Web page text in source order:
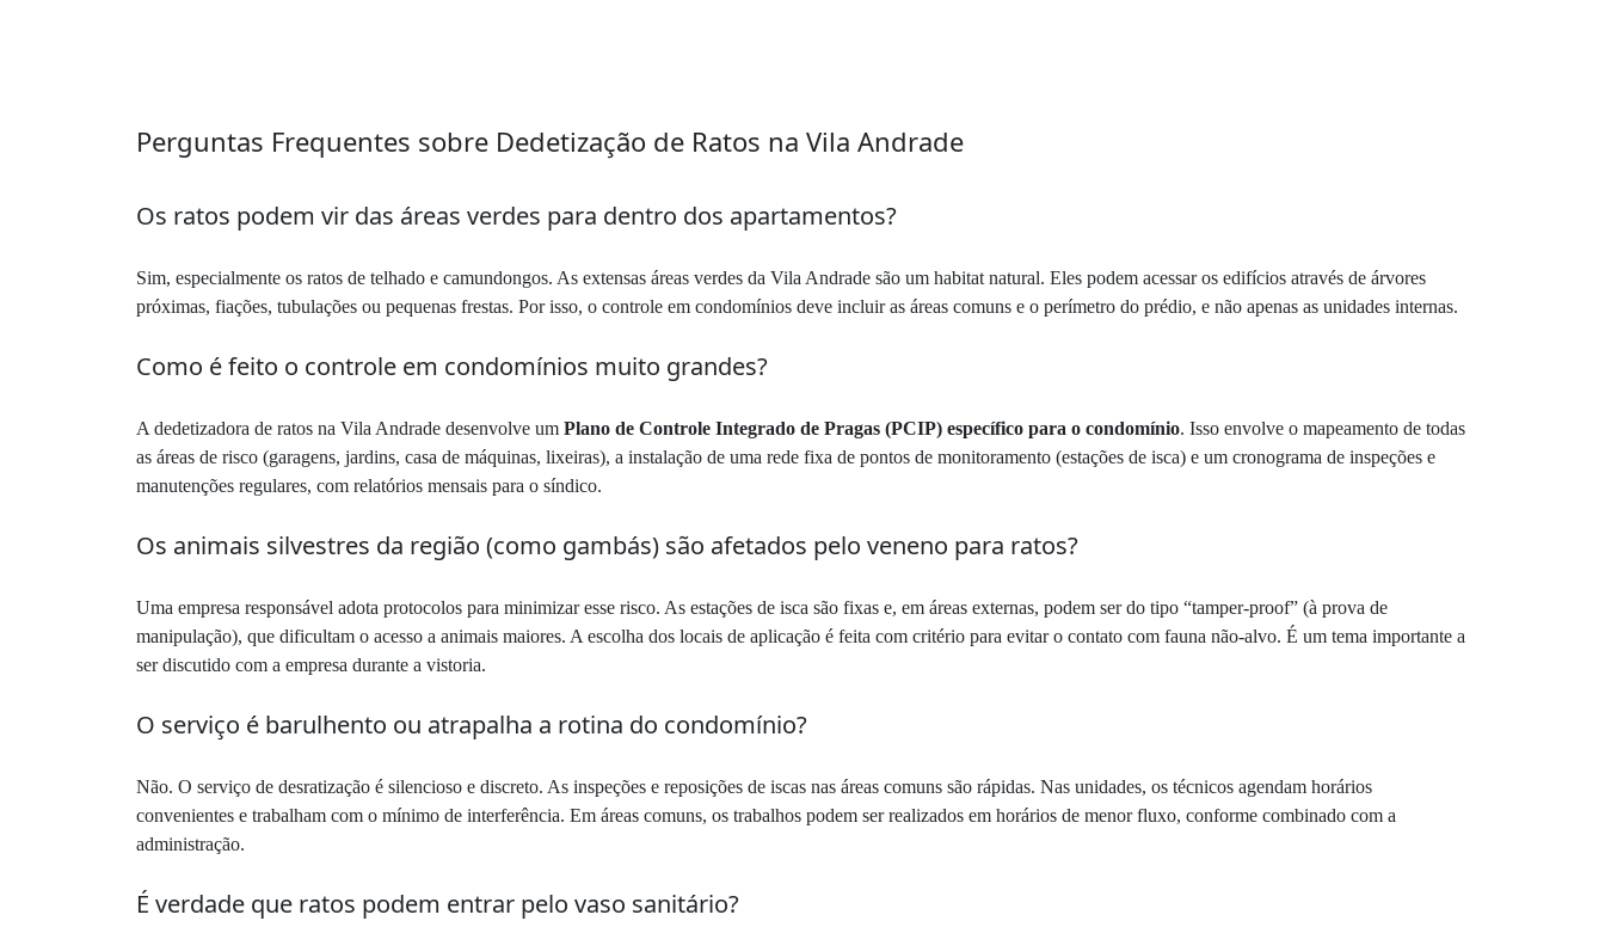
Perguntas Frequentes sobre Dedetização de Ratos na Vila Andrade
Os ratos podem vir das áreas verdes para dentro dos apartamentos?
Sim, especialmente os ratos de telhado e camundongos. As extensas áreas verdes da Vila Andrade são um habitat natural. Eles podem acessar os edifícios através de árvores
próximas, fiações, tubulações ou pequenas frestas. Por isso, o controle em condomínios deve incluir as áreas comuns e o perímetro do prédio, e não apenas as unidades internas.
Como é feito o controle em condomínios muito grandes?
A dedetizadora de ratos na Vila Andrade desenvolve um Plano de Controle Integrado de Pragas (PCIP) específico para o condomínio. Isso envolve o mapeamento de todas
as áreas de risco (garagens, jardins, casa de máquinas, lixeiras), a instalação de uma rede fixa de pontos de monitoramento (estações de isca) e um cronograma de inspeções e
manutenções regulares, com relatórios mensais para o síndico.
Os animais silvestres da região (como gambás) são afetados pelo veneno para ratos?
Uma empresa responsável adota protocolos para minimizar esse risco. As estações de isca são fixas e, em áreas externas, podem ser do tipo “tamper-proof” (à prova de
manipulação), que dificultam o acesso a animais maiores. A escolha dos locais de aplicação é feita com critério para evitar o contato com fauna não-alvo. É um tema importante a
ser discutido com a empresa durante a vistoria.
O serviço é barulhento ou atrapalha a rotina do condomínio?
Não. O serviço de desratização é silencioso e discreto. As inspeções e reposições de iscas nas áreas comuns são rápidas. Nas unidades, os técnicos agendam horários
convenientes e trabalham com o mínimo de interferência. Em áreas comuns, os trabalhos podem ser realizados em horários de menor fluxo, conforme combinado com a
administração.
É verdade que ratos podem entrar pelo vaso sanitário?